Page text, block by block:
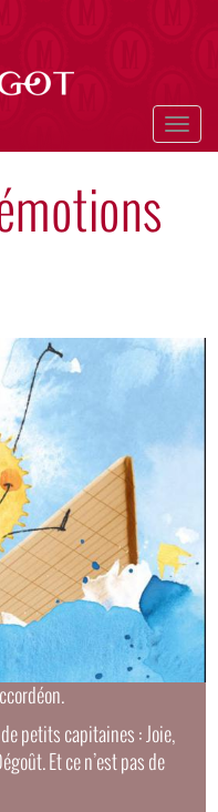
petits capitaines : Joie,
Et ce n’est pas de